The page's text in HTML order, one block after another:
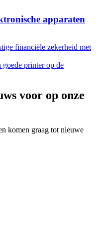
apparaten
financiële zekerheid met
goede printer op de
voor op onze
komen graag tot nieuwe